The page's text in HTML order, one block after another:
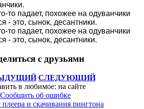
то падает, похожее на одуванчики
- это, сынок, десантники.
то падает, похожее на одуванчики
- это, сынок, десантники.
с друзьями
СЛЕДУЮЩИЙ
в любимое: на сайте
Сообщить об ошибке
и скачивания рингтона